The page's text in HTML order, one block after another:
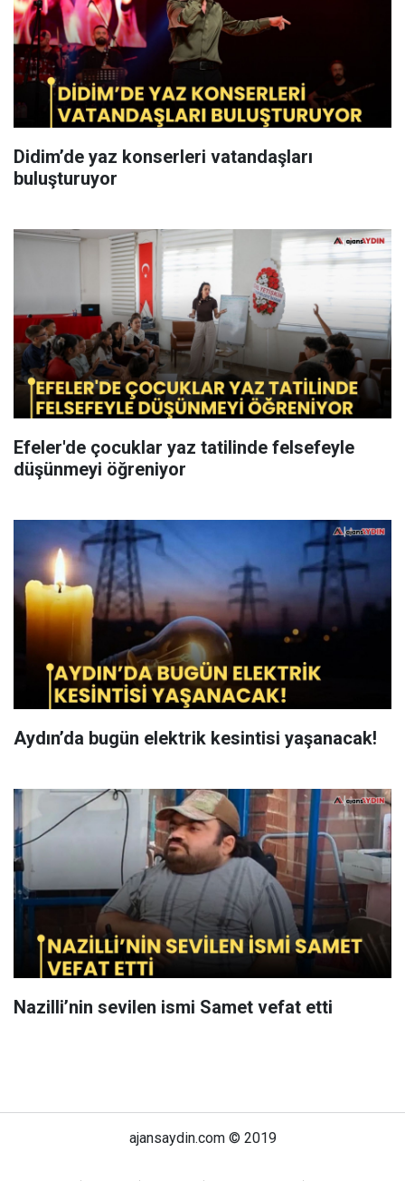
Didim’de yaz konserleri vatandaşları
buluşturuyor
Efeler'de çocuklar yaz tatilinde felsefeyle
düşünmeyi öğreniyor
Aydın’da bugün elektrik kesintisi yaşanacak!
Nazilli’nin sevilen ismi Samet vefat etti
ajansaydin.com © 2019